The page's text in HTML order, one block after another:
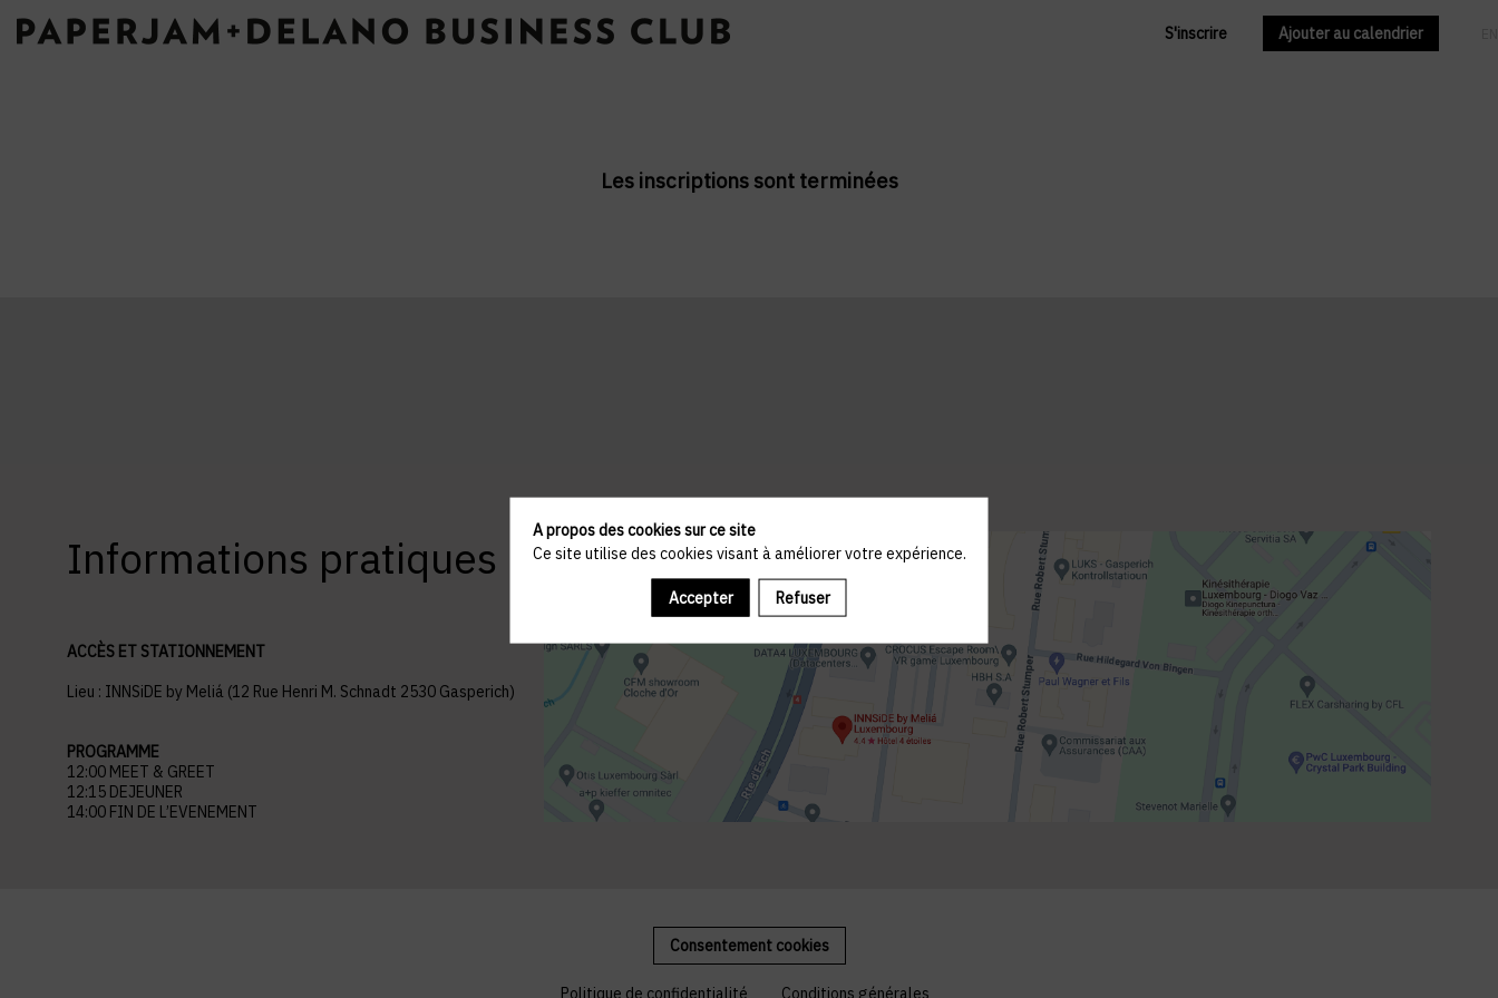
S'inscrire Ajouter au calendrier
Les inscriptions sont terminées
Informations pratiques
ACCÈS ET STATIONNEMENT
Lieu : INNSiDE by Meliá (12 Rue Henri M. Schnadt 2530 Gasperich)
PROGRAMME
12:00 MEET & GREET
12:15 DEJEUNER
14:00 FIN DE L’EVENEMENT
Consentement cookies
Politique de confidentialité Conditions générales
A propos des cookies sur ce site
Ce site utilise des cookies visant à améliorer votre expérience.
Accepter Refuser